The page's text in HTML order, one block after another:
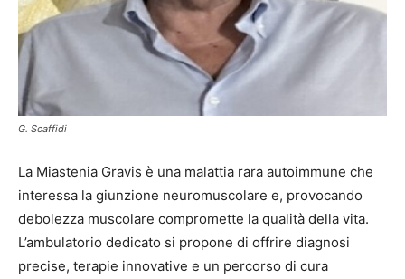
G. Scaffidi
La Miastenia Gravis è una malattia rara autoimmune che
interessa la giunzione neuromuscolare e, provocando
debolezza muscolare compromette la qualità della vita.
L’ambulatorio dedicato si propone di offrire diagnosi
precise, terapie innovative e un percorso di cura